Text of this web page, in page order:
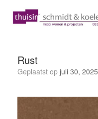
Rust
Geplaatst op juli 30, 2025